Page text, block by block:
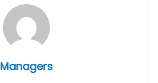
Managers